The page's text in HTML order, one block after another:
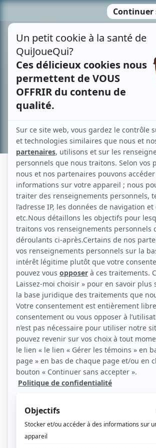
contenu
PIERRE BENOIT
(Photo: Emmanuelle Girard)
Liens
Fiche de Pierre Benoit sur Showbizz.net
Personnages